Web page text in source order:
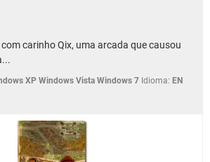
carinho Qix, uma arcada que causou
XP Windows Vista Windows 7 Idioma: EN